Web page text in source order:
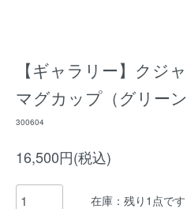
【ギャラリー】クジ
マグカップ（グリーン
300604
16,500円(税込)
在庫：残り1点です